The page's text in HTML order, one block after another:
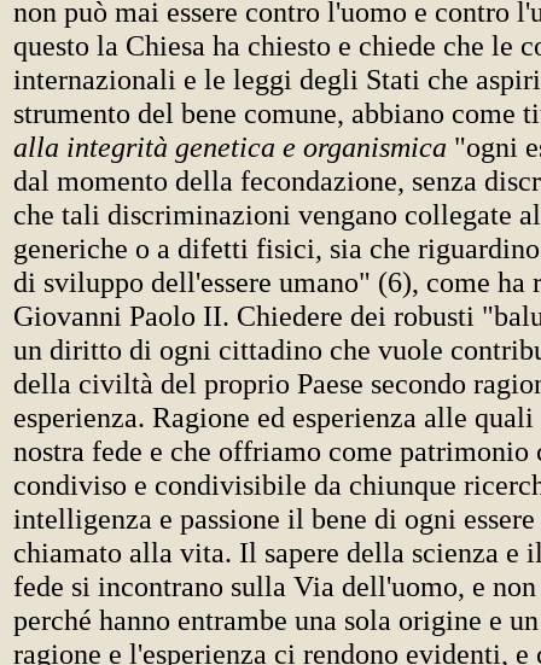
non può mai essere contro l'uomo e contro
questo la Chiesa ha chiesto e chiede che le
internazionali e le leggi degli Stati che
strumento del bene comune, abbiano come
alla integrità genetica e organismica "ogni
dal momento della fecondazione, senza
che tali discriminazioni vengano collegate
generiche o a difetti fisici, sia che
di sviluppo dell'essere umano" (6), come ha
Giovanni Paolo II. Chiedere dei robusti
un diritto di ogni cittadino che vuole
della civiltà del proprio Paese secondo
esperienza. Ragione ed esperienza alle
nostra fede e che offriamo come patrimonio
condiviso e condivisibile da chiunque
intelligenza e passione il bene di ogni
chiamato alla vita. Il sapere della scienza e
fede si incontrano sulla Via dell'uomo, e
perché hanno entrambe una sola origine e
ragione e l'esperienza ci rendono evidenti, e